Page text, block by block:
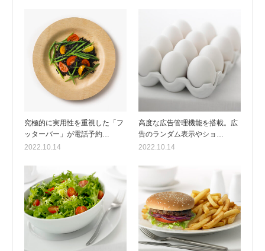
究極的に実用性を重視した「フ
ッターバー」が電話予約…
2022.10.14
高度な広告管理機能を搭載。広
告のランダム表示やショ…
2022.10.14